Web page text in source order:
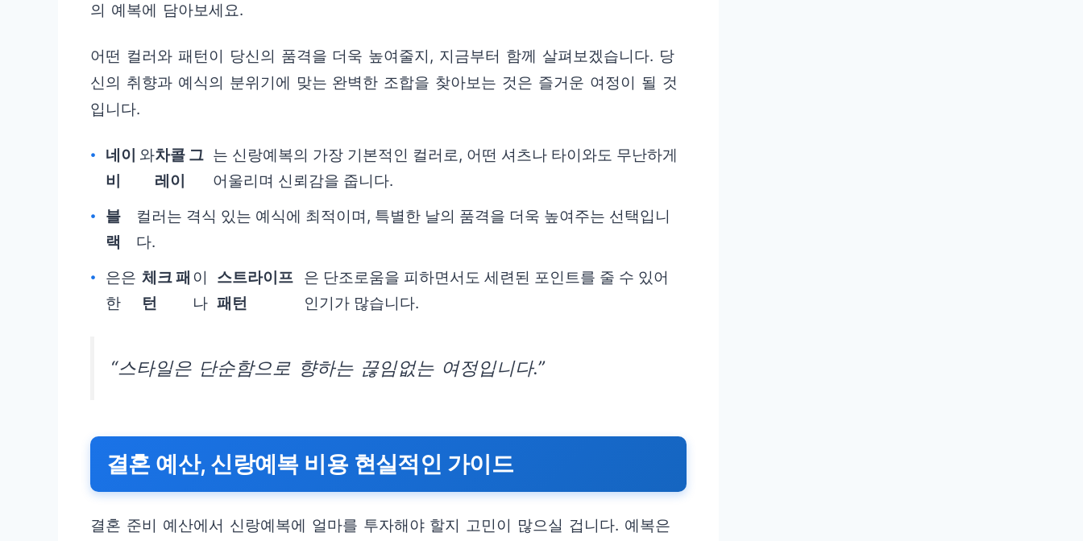
의 예복에 담아보세요.
어떤 컬러와 패턴이 당신의 품격을 더욱 높여줄지, 지금부터 함께 살펴보겠습니다. 당
신의 취향과 예식의 분위기에 맞는 완벽한 조합을 찾아보는 것은 즐거운 여정이 될 것
입니다.
네이
비
와차콜 그
레이
는 신랑예복의 가장 기본적인 컬러로, 어떤 셔츠나 타이와도 무난하게
어울리며 신뢰감을 줍니다.
블
랙
컬러는 격식 있는 예식에 최적이며, 특별한 날의 품격을 더욱 높여주는 선택입니
다.
은은
한
체크 패
턴
이
나
스트라이프
패턴
은 단조로움을 피하면서도 세련된 포인트를 줄 수 있어
인기가 많습니다.
“스타일은 단순함으로 향하는 끊임없는 여정입니다.”
결혼 예산, 신랑예복 비용 현실적인 가이드
결혼 준비 예산에서 신랑예복에 얼마를 투자해야 할지 고민이 많으실 겁니다. 예복은